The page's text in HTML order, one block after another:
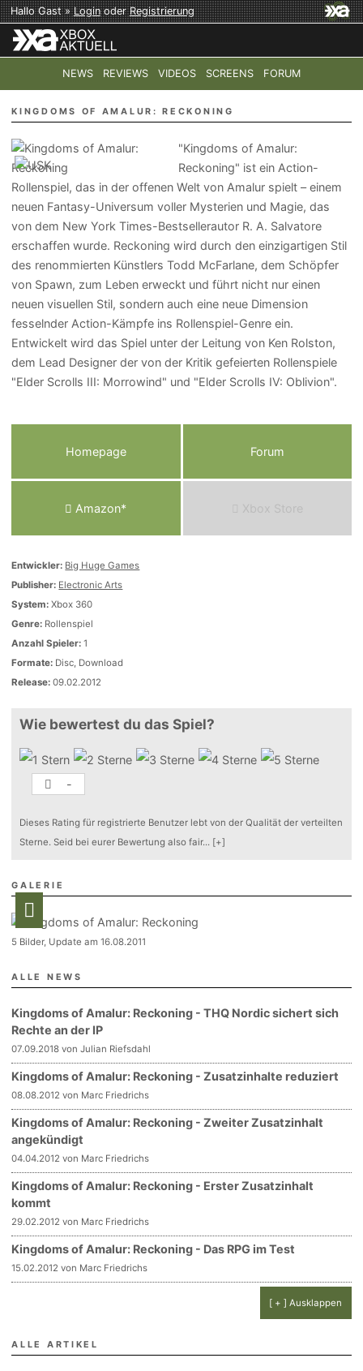
Hallo Gast »LoginoderRegistrierung
NEWS REVIEWS VIDEOS SCREENS FORUM
TOP-THEMEN: COD: MODERN WARFARE 4 HALO:
KINGDOMS OF AMALUR: RECKONING
"Kingdoms of Amalur:
Reckoning" ist ein Action-
Rollenspiel, das in der offenen Welt von Amalur spielt – einem
neuen Fantasy-Universum voller Mysterien und Magie, das
von dem New York Times-Bestsellerautor R. A. Salvatore
erschaffen wurde. Reckoning wird durch den einzigartigen Stil
des renommierten Künstlers Todd McFarlane, dem Schöpfer
von Spawn, zum Leben erweckt und führt nicht nur einen
neuen visuellen Stil, sondern auch eine neue Dimension
fesselnder Action-Kämpfe ins Rollenspiel-Genre ein.
Entwickelt wird das Spiel unter der Leitung von Ken Rolston,
dem Lead Designer der von der Kritik gefeierten Rollenspiele
"Elder Scrolls III: Morrowind" und "Elder Scrolls IV: Oblivion".
Homepage Forum
Amazon* Xbox Store
Entwickler: Big Huge Games
Publisher: Electronic Arts
System: Xbox 360
Genre: Rollenspiel
Anzahl Spieler: 1
Formate: Disc, Download
Release: 09.02.2012
Wie bewertest du das Spiel?
-
Dieses Rating für registrierte Benutzer lebt von der Qualität der verteilten
Sterne. Seid bei eurer Bewertung also fair... [+]
GALERIE
5 Bilder, Update am 16.08.2011
ALLE NEWS
Kingdoms of Amalur: Reckoning - THQ Nordic sichert sich
Rechte an der IP
07.09.2018 von Julian Riefsdahl
Kingdoms of Amalur: Reckoning - Zusatzinhalte reduziert
08.08.2012 von Marc Friedrichs
Kingdoms of Amalur: Reckoning - Zweiter Zusatzinhalt
angekündigt
04.04.2012 von Marc Friedrichs
Kingdoms of Amalur: Reckoning - Erster Zusatzinhalt
kommt
29.02.2012 von Marc Friedrichs
Kingdoms of Amalur: Reckoning - Das RPG im Test
15.02.2012 von Marc Friedrichs
[ + ] Ausklappen
ALLE ARTIKEL